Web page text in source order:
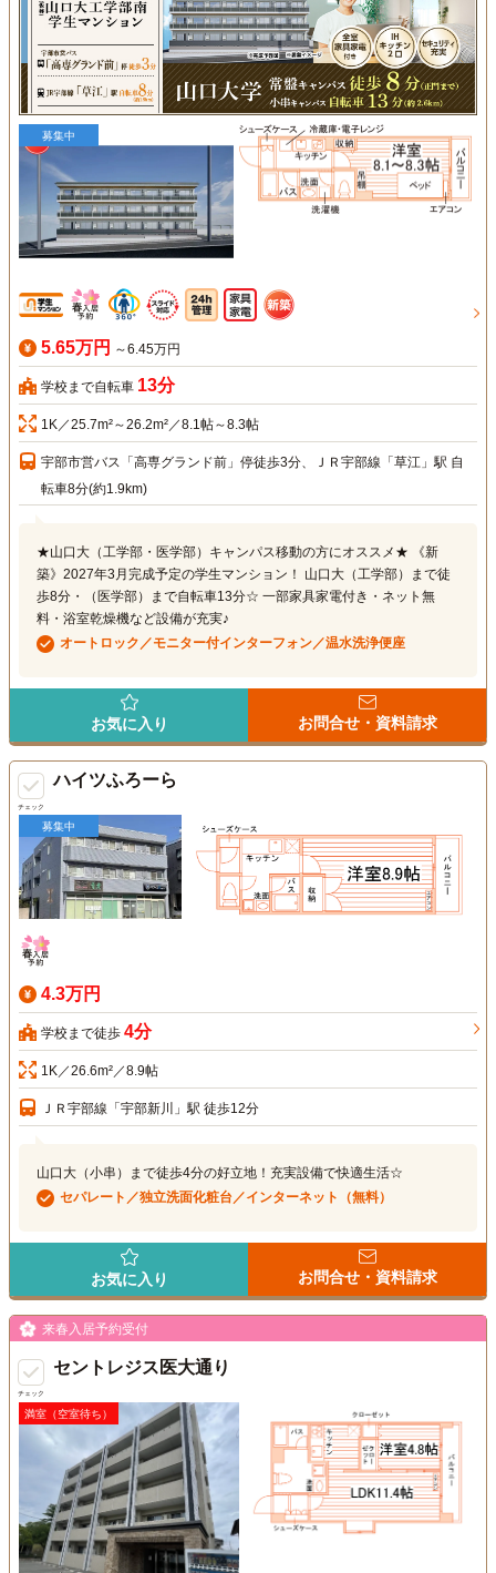
募集中
5.65万円 ～6.45万円
学校まで自転車 13分
1K／25.7m²～26.2m²／8.1帖～8.3帖
宇部市営バス「高専グランド前」停徒歩3分、ＪＲ宇部線「草江」駅 自
転車8分(約1.9km)
★山口大（工学部・医学部）キャンパス移動の方にオススメ★ 《新
築》2027年3月完成予定の学生マンション！ 山口大（工学部）まで徒
歩8分・（医学部）まで自転車13分☆ 一部家具家電付き・ネット無
料・浴室乾燥機など設備が充実♪
オートロック／モニター付インターフォン／温水洗浄便座
お気に入り お問合せ・資料請求
チェック
ハイツふろーら
募集中
4.3万円
学校まで徒歩 4分
1K／26.6m²／8.9帖
ＪＲ宇部線「宇部新川」駅 徒歩12分
山口大（小串）まで徒歩4分の好立地！充実設備で快適生活☆
セパレート／独立洗面化粧台／インターネット（無料）
お気に入り お問合せ・資料請求
チェック
来春入居予約受付
セントレジス医大通り
満室（空室待ち）